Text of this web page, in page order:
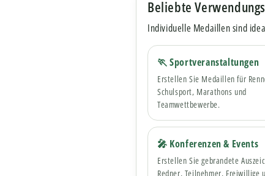
Beliebte
Individuelle Medaillen sind
🏃 Sportveranstaltungen
Erstellen Sie Medaillen für
Schulsport, Marathons und
Teamwettbewerbe.
🎤 Konferenzen & Events
Erstellen Sie gebrandete
Redner, Teilnehmer, Freiwillige